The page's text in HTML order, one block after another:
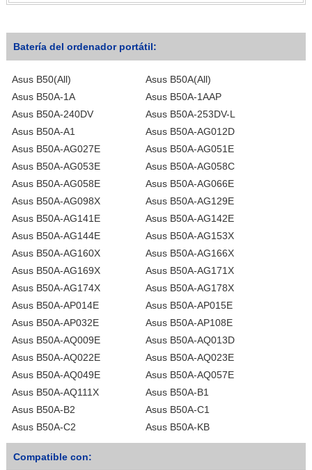
Batería del ordenador portátil:
Asus B50(All)
Asus B50A(All)
Asus B50A-1A
Asus B50A-1AAP
Asus B50A-240DV
Asus B50A-253DV-L
Asus B50A-A1
Asus B50A-AG012D
Asus B50A-AG027E
Asus B50A-AG051E
Asus B50A-AG053E
Asus B50A-AG058C
Asus B50A-AG058E
Asus B50A-AG066E
Asus B50A-AG098X
Asus B50A-AG129E
Asus B50A-AG141E
Asus B50A-AG142E
Asus B50A-AG144E
Asus B50A-AG153X
Asus B50A-AG160X
Asus B50A-AG166X
Asus B50A-AG169X
Asus B50A-AG171X
Asus B50A-AG174X
Asus B50A-AG178X
Asus B50A-AP014E
Asus B50A-AP015E
Asus B50A-AP032E
Asus B50A-AP108E
Asus B50A-AQ009E
Asus B50A-AQ013D
Asus B50A-AQ022E
Asus B50A-AQ023E
Asus B50A-AQ049E
Asus B50A-AQ057E
Asus B50A-AQ111X
Asus B50A-B1
Asus B50A-B2
Asus B50A-C1
Asus B50A-C2
Asus B50A-KB
Compatible con: